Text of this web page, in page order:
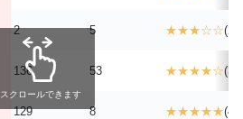
2 5 ★★★☆☆
136 53 ★★★★☆
129 8 ★★★★★
スクロールできます